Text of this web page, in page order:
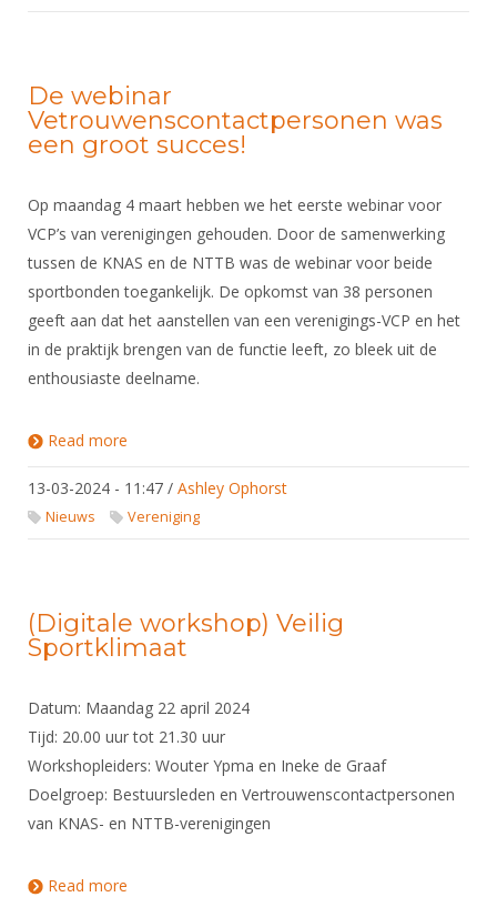
De webinar
Vetrouwenscontactpersonen was
een groot succes!
Op maandag 4 maart hebben we het eerste webinar voor
VCP’s van verenigingen gehouden. Door de samenwerking
tussen de KNAS en de NTTB was de webinar voor beide
sportbonden toegankelijk. De opkomst van 38 personen
geeft aan dat het aanstellen van een verenigings-VCP en het
in de praktijk brengen van de functie leeft, zo bleek uit de
enthousiaste deelname.
Read more
13-03-2024 - 11:47 / Ashley Ophorst
Nieuws Vereniging
(Digitale workshop) Veilig
Sportklimaat
Datum: Maandag 22 april 2024
Tijd: 20.00 uur tot 21.30 uur
Workshopleiders: Wouter Ypma en Ineke de Graaf
Doelgroep: Bestuursleden en Vertrouwenscontactpersonen
van KNAS- en NTTB-verenigingen
Read more